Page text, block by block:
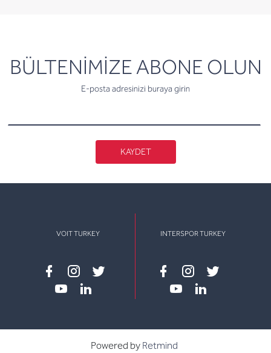
BÜLTENİMİZE ABONE OLUN
E-posta adresinizi buraya girin
newsletter
KAYDET
VOIT TURKEY
Facebook
instagram
twitter
INTERSPOR TURKEY
Facebook
instagram
twitter
Powered by Retmind